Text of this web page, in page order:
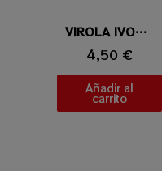
Vista rápida
VIROLA IVORY-X
4,50 €
Añadir al
carrito